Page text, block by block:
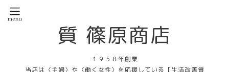
質 篠原商店
１９５８年創業
当店は〈主婦〉や〈働く女性〉を応援している【生活改善質